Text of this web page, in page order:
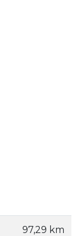
97,29 km